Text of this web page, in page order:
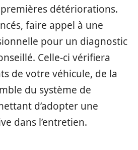
détériorations.
faire appel à une
pour un diagnostic
Celle-ci vérifiera
de votre véhicule, de la
du système de
d’adopter une
dans l’entretien.